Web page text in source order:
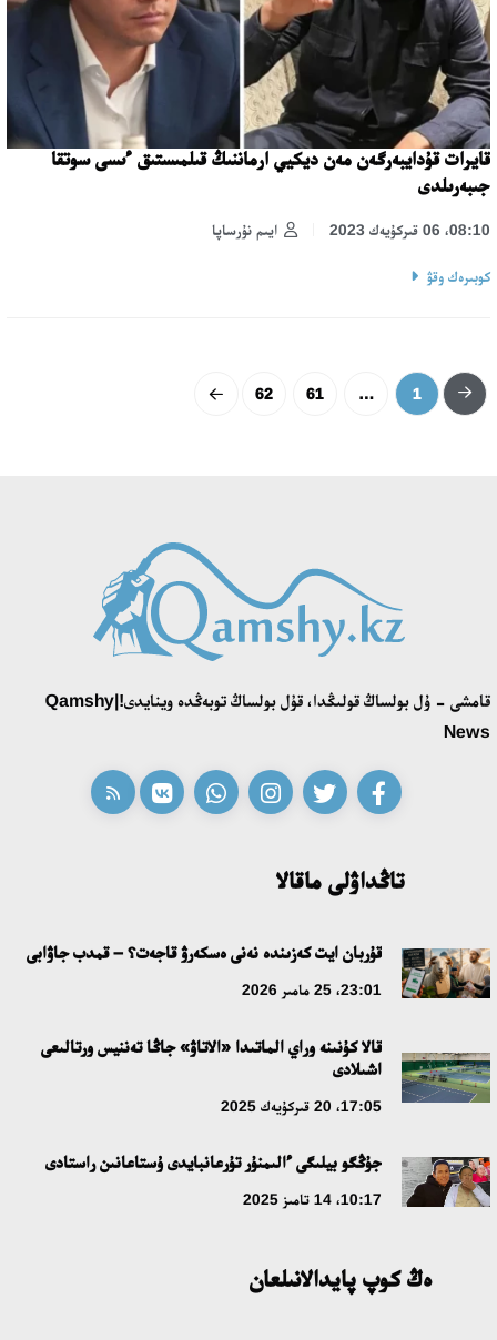
قايرات قۇدايبەرگەن مەن ديكيي ارماننىڭ قىلمىستىق ءىسى سوتقا
جىبەرىلدى
ايىم نۇرساپا 08:10، 06 قىركۇيەك 2023
كوبىرەك وقۋ
1
…
61
62
قامشى - ۇل بولساڭ قولىڭدا، قۇل بولساڭ توبەڭدە وينايدى!|Qamshy
News
تاڭداۋلى ماقالا
قۇربان ايت كەزىندە نەنى ەسكەرۋ قاجەت؟ – قمدب جاۋابى
23:01، 25 مامىر 2026
قالا كۇنىنە وراي الماتىدا «الاتاۋ» جاڭا تەننيس ورتالىعى
اشىلادى
17:05، 20 قىركۇيەك 2025
جۇڭگو بيلىگى ءالىمنۇر تۇرعانبايدى ۇستاعانىن راستادى
10:17، 14 تامىز 2025
ەڭ كوپ پايدالانىلعان